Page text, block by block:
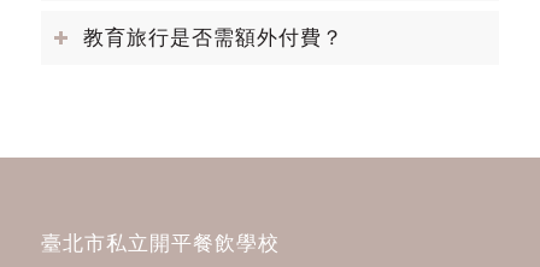
教育旅行是否需額外付費？
臺北市私立開平餐飲學校